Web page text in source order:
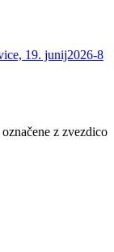
19. junij2026-8
z zvezdico